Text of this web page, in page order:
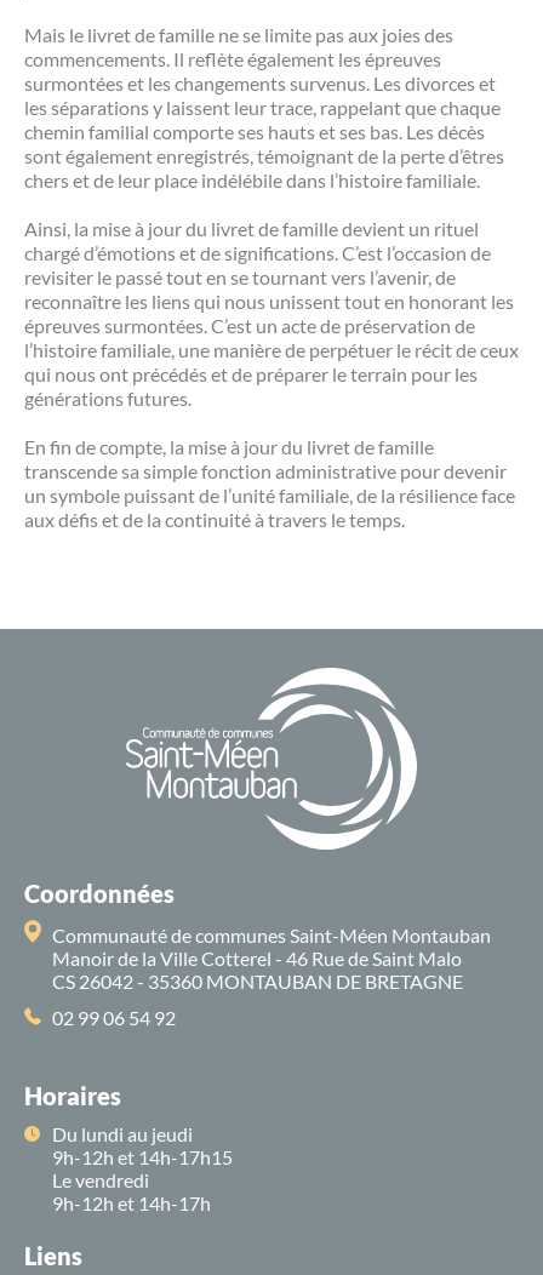
Mais le livret de famille ne se limite pas aux joies des
commencements. Il reflète également les épreuves
surmontées et les changements survenus. Les divorces et
les séparations y laissent leur trace, rappelant que chaque
chemin familial comporte ses hauts et ses bas. Les décès
sont également enregistrés, témoignant de la perte d’êtres
chers et de leur place indélébile dans l’histoire familiale.
Ainsi, la mise à jour du livret de famille devient un rituel
chargé d’émotions et de significations. C’est l’occasion de
revisiter le passé tout en se tournant vers l’avenir, de
reconnaître les liens qui nous unissent tout en honorant les
épreuves surmontées. C’est un acte de préservation de
l’histoire familiale, une manière de perpétuer le récit de ceux
qui nous ont précédés et de préparer le terrain pour les
générations futures.
En fin de compte, la mise à jour du livret de famille
transcende sa simple fonction administrative pour devenir
un symbole puissant de l’unité familiale, de la résilience face
aux défis et de la continuité à travers le temps.
Coordonnées
Communauté de communes Saint-Méen Montauban
Manoir de la Ville Cotterel - 46 Rue de Saint Malo
CS 26042 - 35360 MONTAUBAN DE BRETAGNE
02 99 06 54 92
Horaires
Du lundi au jeudi
9h-12h et 14h-17h15
Le vendredi
9h-12h et 14h-17h
Liens